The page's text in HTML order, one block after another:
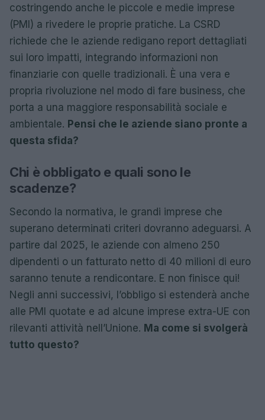
costringendo anche le piccole e medie imprese
(PMI) a rivedere le proprie pratiche. La CSRD
richiede che le aziende redigano report dettagliati
sui loro impatti, integrando informazioni non
finanziarie con quelle tradizionali. È una vera e
propria rivoluzione nel modo di fare business, che
porta a una maggiore responsabilità sociale e
ambientale. Pensi che le aziende siano pronte a
questa sfida?
Chi è obbligato e quali sono le
scadenze?
Secondo la normativa, le grandi imprese che
superano determinati criteri dovranno adeguarsi. A
partire dal 2025, le aziende con almeno 250
dipendenti o un fatturato netto di 40 milioni di euro
saranno tenute a rendicontare. E non finisce qui!
Negli anni successivi, l’obbligo si estenderà anche
alle PMI quotate e ad alcune imprese extra-UE con
rilevanti attività nell’Unione. Ma come si svolgerà
tutto questo?